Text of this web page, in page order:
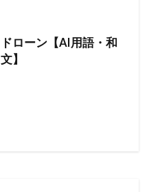
ドローン【AI用語・和
文】